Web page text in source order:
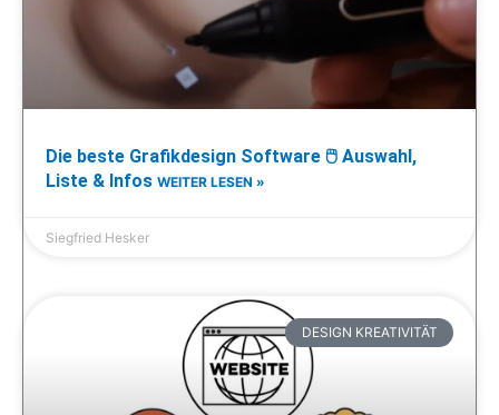
Die beste Grafikdesign Software 🖱️ Auswahl,
Liste & Infos WEITER LESEN »
Siegfried Hesker
DESIGN KREATIVITÄT